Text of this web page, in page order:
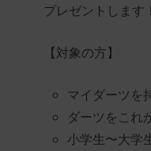
プレゼントします！
【対象の方】
マイダーツを
ダーツをこれ
小学生〜大学